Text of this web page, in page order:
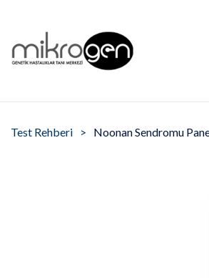
Test Rehberi Noonan Sendromu